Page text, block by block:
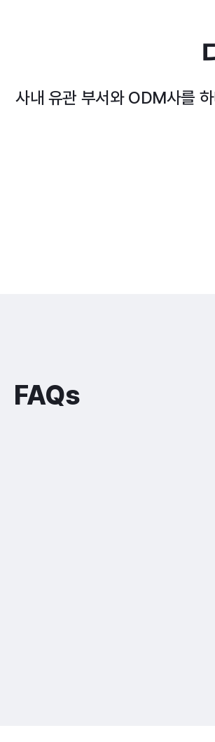
사내 유관 부서와 ODM사를
FAQs